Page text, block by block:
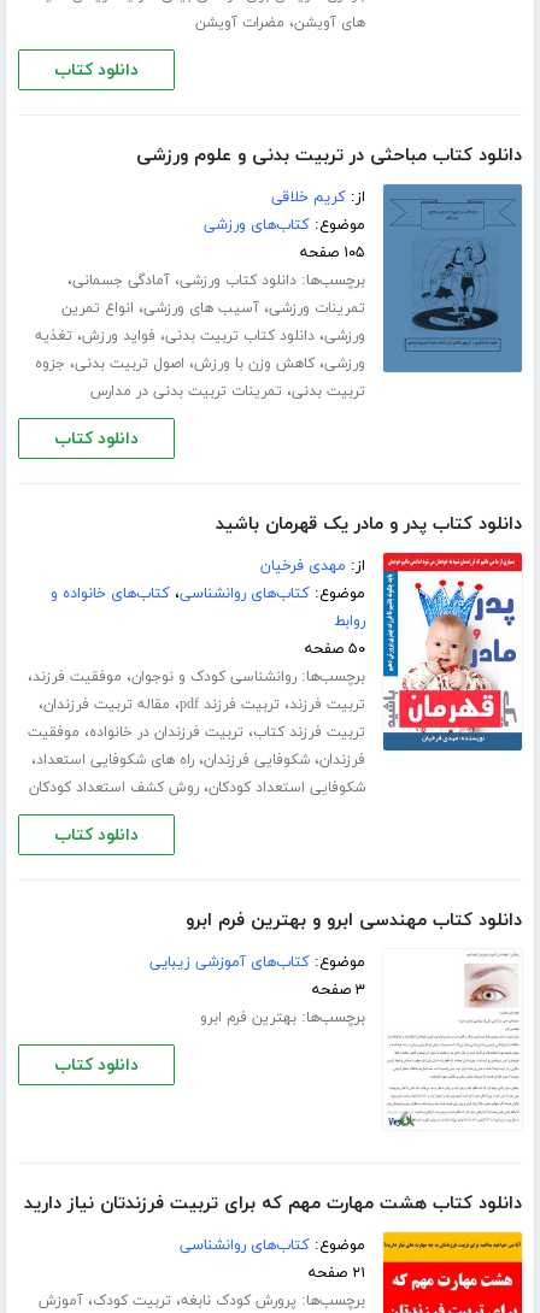
های آویشن، مضرات آویشن
دانلود کتاب
دانلود کتاب مباحثی در تربیت بدنی و علوم ورزشی
از:کریم خلاقی
موضوع:کتاب‌های ورزشی
۱۰۵ صفحه
برچسب‌ها:دانلود کتاب ورزشی،آمادگی جسمانی،
تمرینات ورزشی،آسیب های ورزشی، انواع تمرین
ورزشی،دانلود کتاب تربیت بدنی، فواید ورزش، تغذیه
ورزشی،کاهش وزن با ورزش، اصول تربیت بدنی، جزوه
تربیت بدنی، تمرینات تربیت بدنی در مدارس
دانلود کتاب
دانلود کتاب پدر و مادر یک قهرمان باشید
از: مهدی فرخیان
موضوع:کتاب‌های روانشناسی،کتاب‌های خانواده و
روابط
۵۰ صفحه
برچسب‌ها:روانشناسی کودک و نوجوان، موفقیت فرزند،
تربیت فرزند، تربیت فرزند pdf ، مقاله تربیت فرزندان،
تربیت فرزند کتاب، تربیت فرزندان در خانواده، موفقیت
فرزندان،شکوفایی فرزندان،راه های شکوفایی استعداد،
شکوفایی استعداد کودکان،روش کشف استعداد کودکان
دانلود کتاب
دانلود کتاب مهندسی ابرو و بهترین فرم ابرو
موضوع:کتاب‌های آموزشی زیبایی
۳ صفحه
برچسب‌ها:بهترین فرم ابرو
دانلود کتاب
دانلود کتاب هشت مهارت مهم که برای تربیت فرزندتان نیاز دارید
موضوع:کتاب‌های روانشناسی
۲۱ صفحه
برچسب‌ها: پرورش کودک نابغه، تربیت کودک،آموزش